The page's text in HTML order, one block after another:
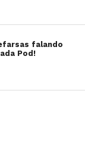
falando
Pod!